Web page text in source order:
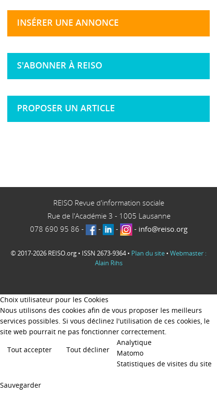
INSÉRER UNE ANNONCE
S'ABONNER À REISO
PROPOSER UN ARTICLE
REISO Revue d'information sociale
Rue de l'Académie 3 - 1005 Lausanne
078 690 95 86 - - - - info@reiso.org
© 2017-2026 REISO.org • ISSN 2673-9364 • Plan du site • Webmaster :
Alain Rihs
Choix utilisateur pour les Cookies
Nous utilisons des cookies afin de vous proposer les meilleurs
services possibles. Si vous déclinez l'utilisation de ces cookies, le
site web pourrait ne pas fonctionner correctement.
Tout accepter
Tout décliner
Analytique
Matomo
Statistiques de visites du site
Sauvegarder